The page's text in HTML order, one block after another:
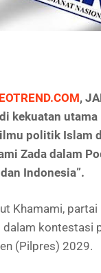
,
kekuatan
politik Islam
Zada dalam
Indonesia”.
Khamami,
dalam kontestasi
(Pilpres) 2029.